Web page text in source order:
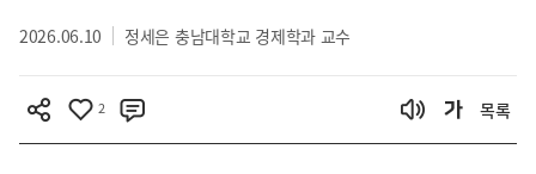
2026.06.10 정세은 충남대학교 경제학과 교수
2 목록